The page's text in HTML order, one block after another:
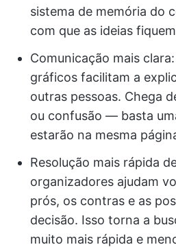
sistema de memória do
com que as ideias
Comunicação mais
gráficos facilitam a
outras pessoas. Chega
ou confusão — basta
estarão na mesma
Resolução mais rápida
organizadores ajudam
prós, os contras e as
decisão. Isso torna a
muito mais rápida e